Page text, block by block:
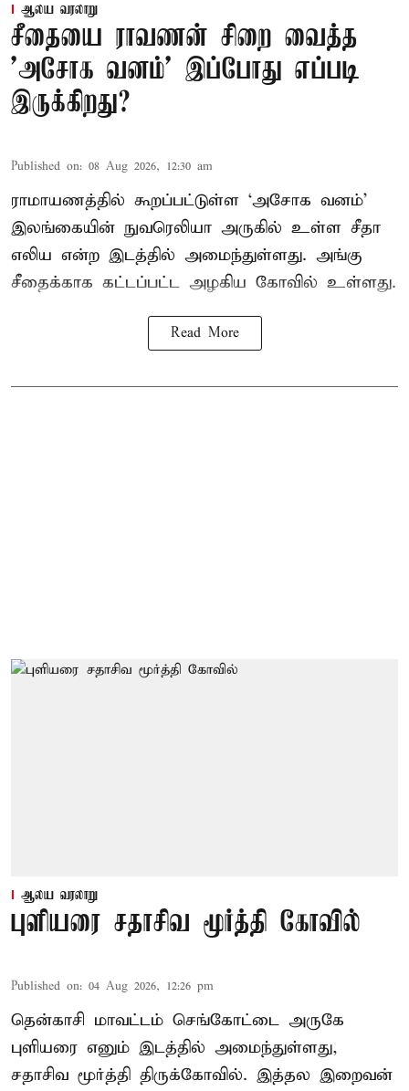
ஆலய வரலாறு
சீதையை ராவணன் சிறை வைத்த
'அசோக வனம்' இப்போது எப்படி
இருக்கிறது?
Published on: 08 Aug 2026, 12:30 am
ராமாயணத்தில் கூறப்பட்டுள்ள ‘அசோக வனம்’
இலங்கையின் நுவரெலியா அருகில் உள்ள சீதா
எலிய என்ற இடத்தில் அமைந்துள்ளது. அங்கு
சீதைக்காக கட்டப்பட்ட அழகிய கோவில் உள்ளது.
Read More
ஆலய வரலாறு
புளியரை சதாசிவ மூர்த்தி கோவில்
Published on: 04 Aug 2026, 12:26 pm
தென்காசி மாவட்டம் செங்கோட்டை அருகே
புளியரை எனும் இடத்தில் அமைந்துள்ளது,
சதாசிவ மூர்த்தி திருக்கோவில். இத்தல இறைவன்